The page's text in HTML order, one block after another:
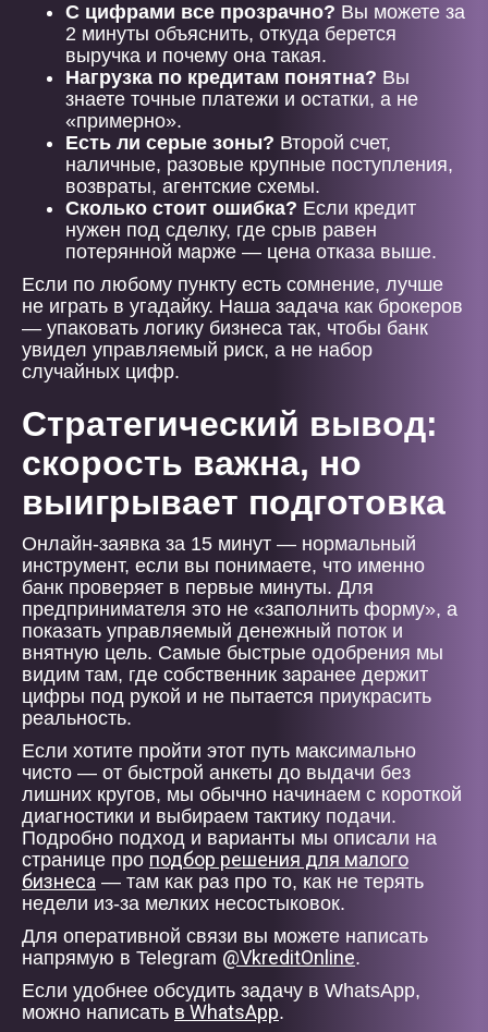
С цифрами все прозрачно? Вы можете за
2 минуты объяснить, откуда берется
выручка и почему она такая.
Нагрузка по кредитам понятна? Вы
знаете точные платежи и остатки, а не
«примерно».
Есть ли серые зоны? Второй счет,
наличные, разовые крупные поступления,
возвраты, агентские схемы.
Сколько стоит ошибка? Если кредит
нужен под сделку, где срыв равен
потерянной марже — цена отказа выше.
Если по любому пункту есть сомнение, лучше
не играть в угадайку. Наша задача как брокеров
— упаковать логику бизнеса так, чтобы банк
увидел управляемый риск, а не набор
случайных цифр.
Стратегический вывод:
скорость важна, но
выигрывает подготовка
Онлайн-заявка за 15 минут — нормальный
инструмент, если вы понимаете, что именно
банк проверяет в первые минуты. Для
предпринимателя это не «заполнить форму», а
показать управляемый денежный поток и
внятную цель. Самые быстрые одобрения мы
видим там, где собственник заранее держит
цифры под рукой и не пытается приукрасить
реальность.
Если хотите пройти этот путь максимально
чисто — от быстрой анкеты до выдачи без
лишних кругов, мы обычно начинаем с короткой
диагностики и выбираем тактику подачи.
Подробно подход и варианты мы описали на
странице про подбор решения для малого
бизнеса — там как раз про то, как не терять
недели из-за мелких несостыковок.
Для оперативной связи вы можете написать
напрямую в Telegram @VkreditOnline.
Если удобнее обсудить задачу в WhatsApp,
можно написать в WhatsApp.